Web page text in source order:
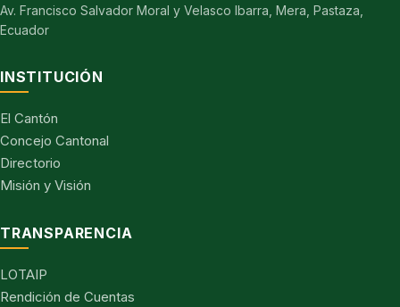
Av. Francisco Salvador Moral y Velasco Ibarra, Mera, Pastaza,
Ecuador
INSTITUCIÓN
El Cantón
Concejo Cantonal
Directorio
Misión y Visión
TRANSPARENCIA
LOTAIP
Rendición de Cuentas